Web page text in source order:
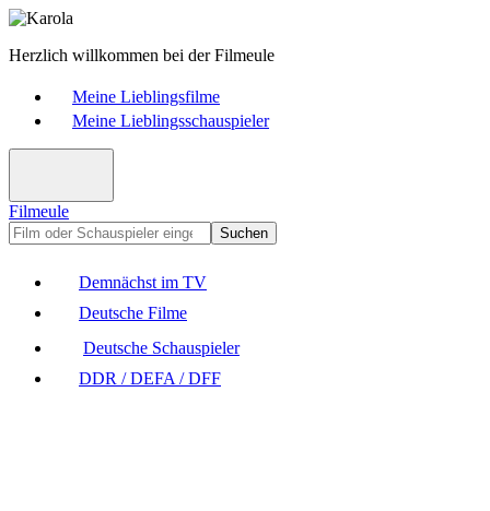
Herzlich willkommen bei der Filmeule
Meine Lieblingsfilme
Meine Lieblingsschauspieler
Filmeule
Suchen
Demnächst im TV
Deutsche Filme
Deutsche Schauspieler
DDR / DEFA / DFF